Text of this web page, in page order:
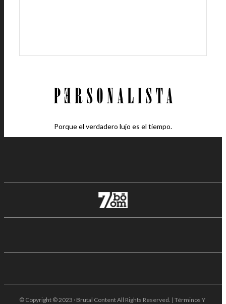
Porque el verdadero lujo es el tiempo.
© Copyright © 2023 · Brutal Content All Rights Reserved. | Términos Y